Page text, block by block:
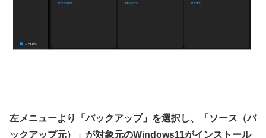
左メニューより「バックアップ」を選択し、「ソース（バ
ックアップ元）」が対象元のWindows11がインストール